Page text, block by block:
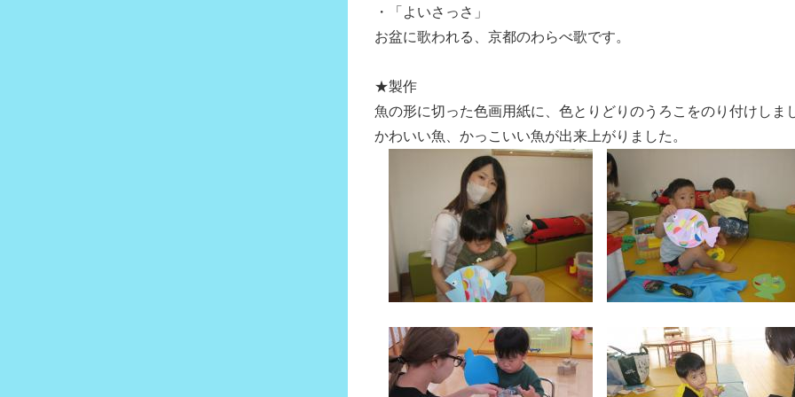
・「よいさっさ」
お盆に歌われる、京都のわらべ歌です。
★製作
魚の形に切った色画用紙に、色とりどりのうろこをのり付けしま
かわいい魚、かっこいい魚が出来上がりました。